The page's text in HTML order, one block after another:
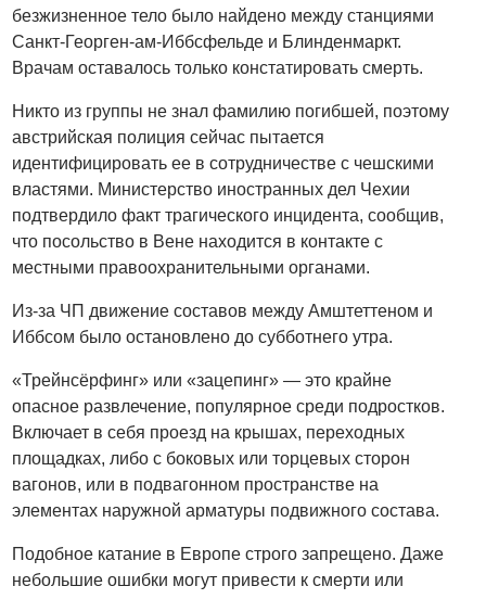
безжизненное тело было найдено между станциями
Санкт-Георген-ам-Иббсфельде и Блинденмаркт.
Врачам оставалось только констатировать смерть.
Никто из группы не знал фамилию погибшей, поэтому
австрийская полиция сейчас пытается
идентифицировать ее в сотрудничестве с чешскими
властями. Министерство иностранных дел Чехии
подтвердило факт трагического инцидента, сообщив,
что посольство в Вене находится в контакте с
местными правоохранительными органами.
Из-за ЧП движение составов между Амштеттеном и
Иббсом было остановлено до субботнего утра.
«Трейнсёрфинг» или «зацепинг» — это крайне
опасное развлечение, популярное среди подростков.
Включает в себя проезд на крышах, переходных
площадках, либо с боковых или торцевых сторон
вагонов, или в подвагонном пространстве на
элементах наружной арматуры подвижного состава.
Подобное катание в Европе строго запрещено. Даже
небольшие ошибки могут привести к смерти или